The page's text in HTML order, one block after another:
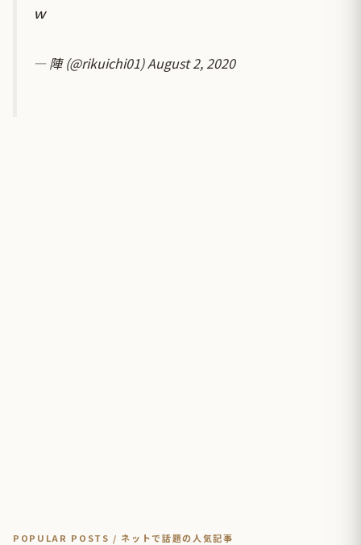
ｗ
— 陣 (@rikuichi01)August 2, 2020
POPULAR POSTS / ネットで話題の人気記事